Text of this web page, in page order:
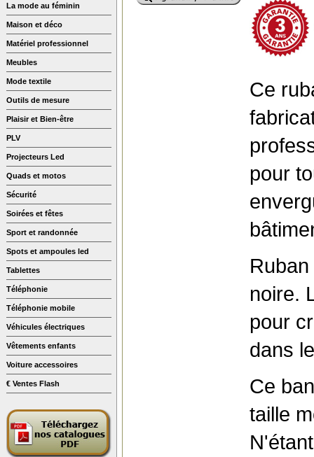
La mode au féminin
Maison et déco
Matériel professionnel
Meubles
Mode textile
Outils de mesure
Plaisir et Bien-être
PLV
Projecteurs Led
Quads et motos
Sécurité
Soirées et fêtes
Sport et randonnée
Spots et ampoules led
Tablettes
Téléphonie
Téléphonie mobile
Véhicules électriques
Vêtements enfants
Voiture accessoires
€ Ventes Flash
Ce
pour
noire.
pour
dans
Ce
taille